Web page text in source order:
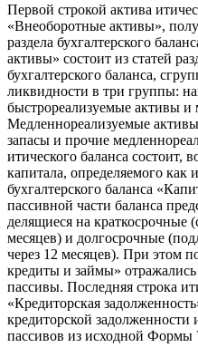
Первой строкой актива
«Внеоборотные активы»,
раздела бухгалтерского
активы» состоит из статей
бухгалтерского баланса,
ликвидности в три группы:
быстрореализуемые активы и
Медленнореализуемые
запасы и прочие
итического баланса состоит,
капитала, определяемого как
бухгалтерского баланса
пассивной части баланса
делящиеся на краткосрочные
месяцев) и долгосрочные
через 12 месяцев). При этом
кредиты и займы»
пассивы. Последняя строка
«Кредиторская
кредиторской
пассивов из исходной Формы